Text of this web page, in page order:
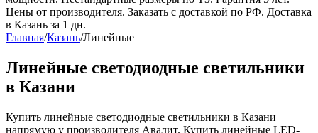
Цены от производителя. Заказать с доставкой по РФ. Доставка
в Казань за 1 дн.
Главная/Казань/Линейные
Линейные светодиодные светильники
в Казани
Купить линейные светодиодные светильники в Казани
напрямую у производителя Авалит. Купить линейные LED-